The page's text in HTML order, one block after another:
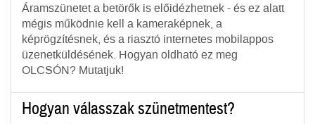
Áramszünetet a betörők is előidézhetnek - és ez alatt
mégis működnie kell a kameraképnek, a
képrögzítésnek, és a riasztó internetes mobilappos
üzenetküldésének. Hogyan oldható ez meg
OLCSÓN? Mutatjuk!
Hogyan válasszak szünetmentest?